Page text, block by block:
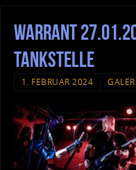
Warrant
Tankstelle
1. FEBRUAR 2024